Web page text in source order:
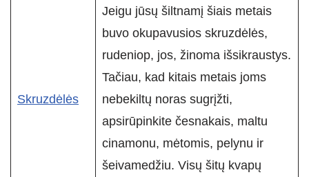
Skruzdėlės
Jeigu jūsų šiltnamį šiais metais
buvo okupavusios skruzdėlės,
rudeniop, jos, žinoma išsikraustys.
Tačiau, kad kitais metais joms
nebekiltų noras sugrįžti,
apsirūpinkite česnakais, maltu
cinamonu, mėtomis, pelynu ir
šeivamedžiu. Visų šitų kvapų